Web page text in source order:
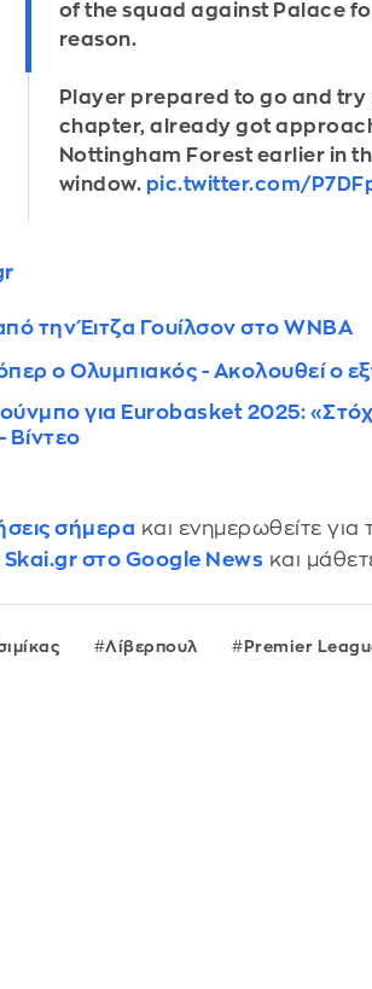
of the squad against Palace
reason.
Player prepared to go and try
chapter, already got
Nottingham Forest earlier in
window. pic.twitter.com/
την Έιτζα Γουίλσον στο WNBA
ο Ολυμπιακός - Ακολουθεί ο
για Eurobasket 2025:
Βίντεο
σήμερα και ενημερωθείτε
Skai.gr στο Google News και
Λίβερπουλ Premier